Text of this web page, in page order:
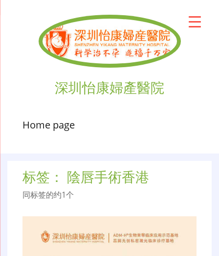
深圳怡康婦產醫院
Home page
标签： 陰唇手術香港
同标签的约1个